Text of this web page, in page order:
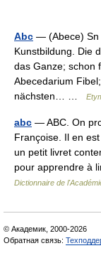
Abc — (Abece) Sn
Kunstbildung. Die
das Ganze; schon
Abecedarium
nächsten… …
abc — ABC. On
Françoise. Il en
un petit livret
pour apprendre à
Dictionnaire de
© Академик, 2000-2026
Обратная связь: